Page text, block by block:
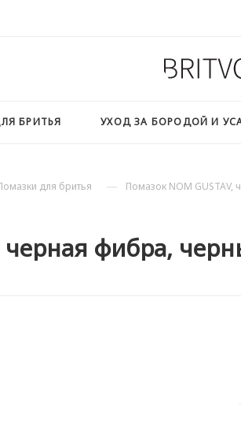
БРИТЬЯ УХОД ЗА БОРОДОЙ И
для бритья — Помазок NOM GUSTAV,
черная фибра,